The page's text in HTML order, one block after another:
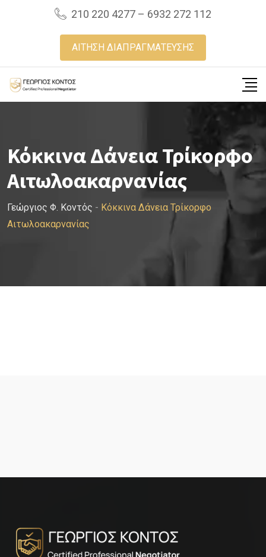
210 220 4277 – 6932 272 112
ΑΙΤΗΣΗ ΔΙΑΠΡΑΓΜΑΤΕΥΣΗΣ
Κόκκινα Δάνεια Τρίκορφο
Αιτωλοακαρνανίας
Γεώργιος Φ. Κοντός - Κόκκινα Δάνεια Τρίκορφο
Αιτωλοακαρνανίας